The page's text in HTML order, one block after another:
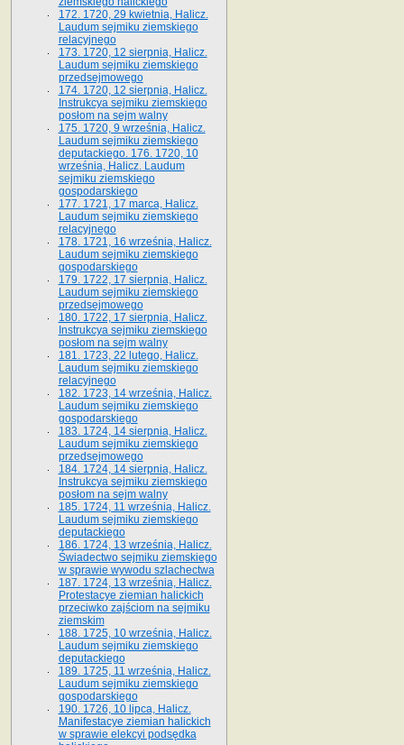
172. 1720, 29 kwietnia, Halicz.
Laudum sejmiku ziemskiego
relacyjnego
173. 1720, 12 sierpnia, Halicz.
Laudum sejmiku ziemskiego
przedsejmowego
174. 1720, 12 sierpnia, Halicz.
Instrukcya sejmiku ziemskiego
posłom na sejm walny
175. 1720, 9 września, Halicz.
Laudum sejmiku ziemskiego
deputackiego. 176. 1720, 10
września, Halicz. Laudum
sejmiku ziemskiego
gospodarskiego
177. 1721, 17 marca, Halicz.
Laudum sejmiku ziemskiego
relacyjnego
178. 1721, 16 września, Halicz.
Laudum sejmiku ziemskiego
gospodarskiego
179. 1722, 17 sierpnia, Halicz.
Laudum sejmiku ziemskiego
przedsejmowego
180. 1722, 17 sierpnia, Halicz.
Instrukcya sejmiku ziemskiego
posłom na sejm walny
181. 1723, 22 lutego, Halicz.
Laudum sejmiku ziemskiego
relacyjnego
182. 1723, 14 września, Halicz.
Laudum sejmiku ziemskiego
gospodarskiego
183. 1724, 14 sierpnia, Halicz.
Laudum sejmiku ziemskiego
przedsejmowego
184. 1724, 14 sierpnia, Halicz.
Instrukcya sejmiku ziemskiego
posłom na sejm walny
185. 1724, 11 września, Halicz.
Laudum sejmiku ziemskiego
deputackiego
186. 1724, 13 września, Halicz.
Świadectwo sejmiku ziemskiego
w sprawie wywodu szlachectwa
187. 1724, 13 września, Halicz.
Protestacye ziemian halickich
przeciwko zajściom na sejmiku
ziemskim
188. 1725, 10 września, Halicz.
Laudum sejmiku ziemskiego
deputackiego
189. 1725, 11 września, Halicz.
Laudum sejmiku ziemskiego
gospodarskiego
190. 1726, 10 lipca, Halicz.
Manifestacye ziemian halickich
w sprawie elekcyi podsędka